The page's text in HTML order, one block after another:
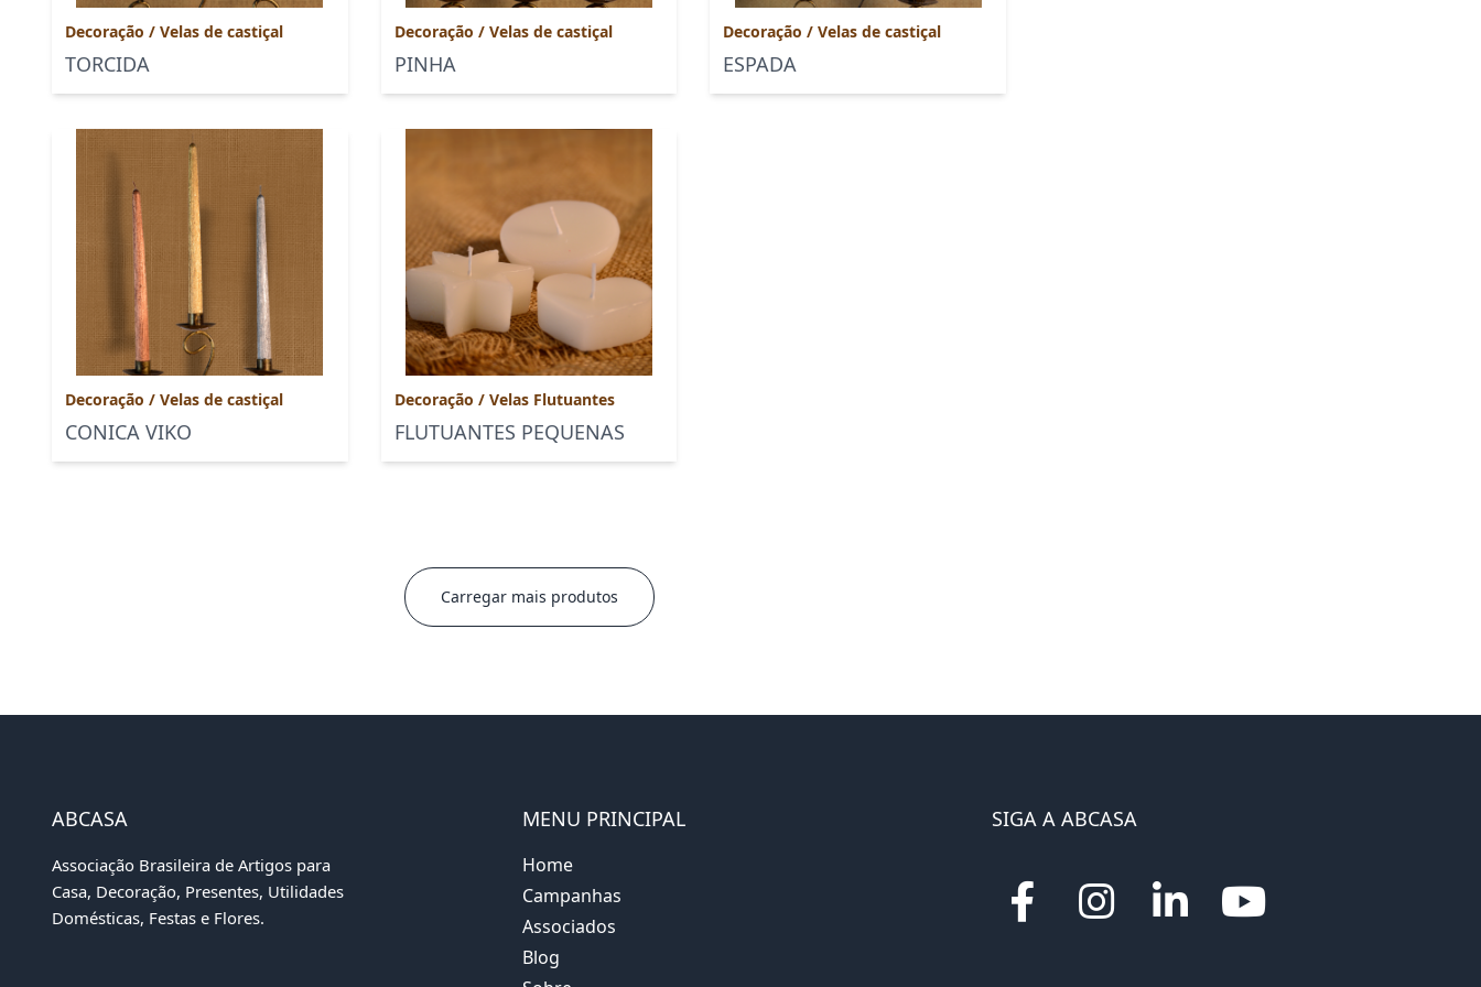
Decoração / Velas de castiçal
TORCIDA
Decoração / Velas de castiçal
PINHA
Decoração/Velas de castiçal
ESPADA
Decoração / Velas de castiçal
CONICA VIKO
Decoração / Velas Flutuantes
FLUTUANTES PEQUENAS
Carregar mais produtos
ABCASA
Associação Brasileira de Artigos para
Casa, Decoração, Presentes, Utilidades
Domésticas, Festas e Flores.
MENU PRINCIPAL
Home
Campanhas
Associados
Blog
SIGA A ABCASA